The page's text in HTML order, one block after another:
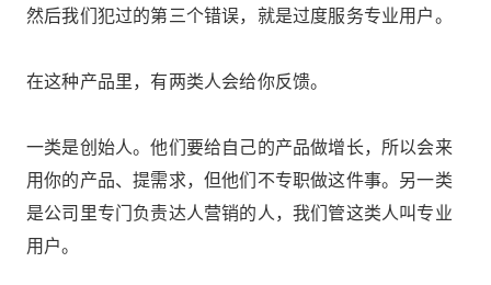
然后我们犯过的第三个错误，就是过度服务专业用户。
在这种产品里，有两类人会给你反馈。
一类是创始人。他们要给自己的产品做增长，所以会来
用你的产品、提需求，但他们不专职做这件事。另一类
是公司里专门负责达人营销的人，我们管这类人叫专业
用户。